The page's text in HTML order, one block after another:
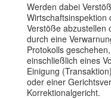
Werden dabei
Wirtschaftsinspektion
Verstöße abzustellen
durch eine
Protokolls
einschließlich eines
Einigung
oder einer
Korrektionalgericht.